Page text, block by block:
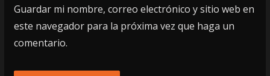
Guardar mi nombre, correo electrónico y sitio web en
este navegador para la próxima vez que haga un
comentario.